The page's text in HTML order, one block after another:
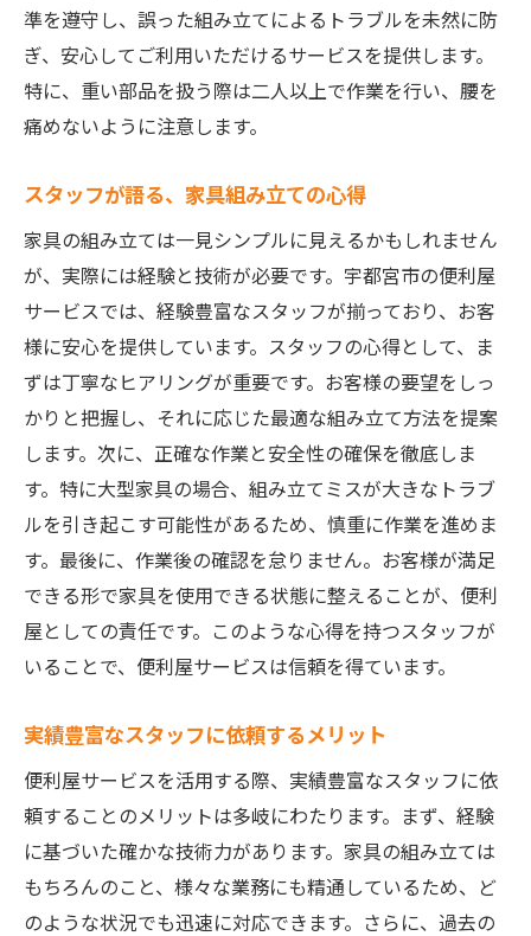
準を遵守し、誤った組み立てによるトラブルを未然に防
ぎ、安心してご利用いただけるサービスを提供します。
特に、重い部品を扱う際は二人以上で作業を行い、腰を
痛めないように注意します。
スタッフが語る、家具組み立ての心得
家具の組み立ては一見シンプルに見えるかもしれません
が、実際には経験と技術が必要です。宇都宮市の便利屋
サービスでは、経験豊富なスタッフが揃っており、お客
様に安心を提供しています。スタッフの心得として、ま
ずは丁寧なヒアリングが重要です。お客様の要望をしっ
かりと把握し、それに応じた最適な組み立て方法を提案
します。次に、正確な作業と安全性の確保を徹底しま
す。特に大型家具の場合、組み立てミスが大きなトラブ
ルを引き起こす可能性があるため、慎重に作業を進めま
す。最後に、作業後の確認を怠りません。お客様が満足
できる形で家具を使用できる状態に整えることが、便利
屋としての責任です。このような心得を持つスタッフが
いることで、便利屋サービスは信頼を得ています。
実績豊富なスタッフに依頼するメリット
便利屋サービスを活用する際、実績豊富なスタッフに依
頼することのメリットは多岐にわたります。まず、経験
に基づいた確かな技術力があります。家具の組み立ては
もちろんのこと、様々な業務にも精通しているため、ど
のような状況でも迅速に対応できます。さらに、過去の